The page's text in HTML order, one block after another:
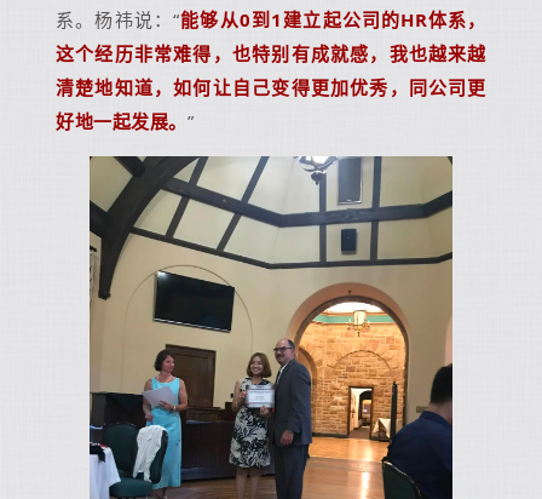
系。杨祎说：“能够从0到1建立起公司的HR体系，
这个经历非常难得，也特别有成就感，我也越来越
清楚地知道，如何让自己变得更加优秀，同公司更
好地一起发展。 ”